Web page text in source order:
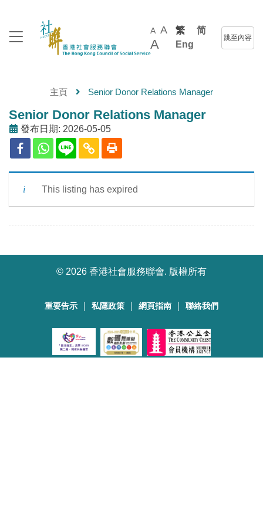
A A
A
繁
简
Eng
跳至內容
主頁 Senior Donor Relations Manager
Senior Donor Relations Manager
發布日期: 2026-05-05
This listing has expired
© 2026 香港社會服務聯會. 版權所有
重要告示 私隱政策 網頁指南 聯絡我們